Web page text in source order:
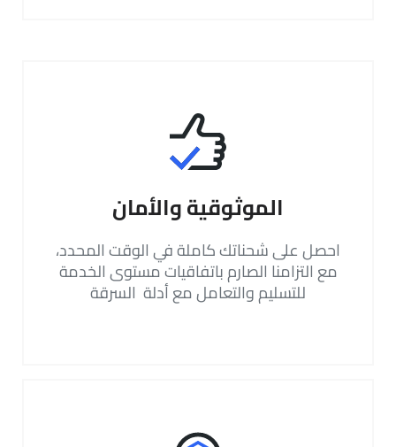
الموثوقية والأمان
احصل على شحناتك كاملة في الوقت المحدد،
مع التزامنا الصارم باتفاقيات مستوى الخدمة
للتسليم والتعامل مع أدلة السرقة